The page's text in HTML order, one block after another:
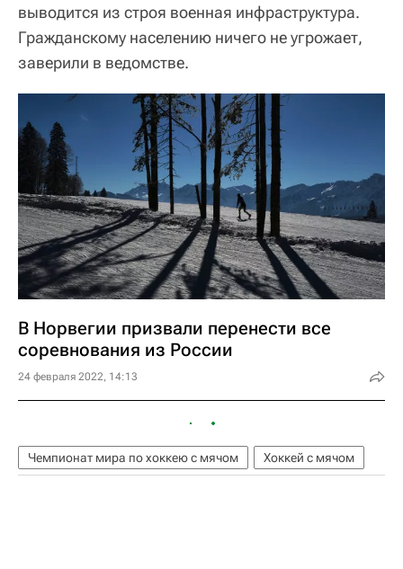
выводится из строя военная инфраструктура.
Гражданскому населению ничего не угрожает,
заверили в ведомстве.
В Норвегии призвали перенести все
соревнования из России
24 февраля 2022, 14:13
Чемпионат мира по хоккею с мячом Хоккей с мячом